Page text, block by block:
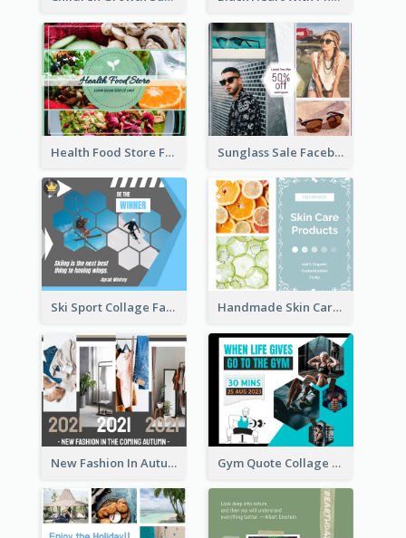
Health Food Store Facebook Post Sunglass Sale Facebook Post
Ski Sport Collage Facebook Post Handmade Skin Care Products Facebook Post
New Fashion In Autumn Facebook Post Gym Quote Collage Facebook Post